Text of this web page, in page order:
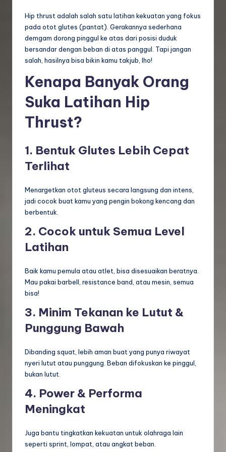
Hip thrust adalah salah satu latihan kekuatan yang fokus
pada otot glutes (pantat). Gerakannya sederhana
demgam dorong pinggul ke atas dari posisi duduk
bersandar dengan beban di atas panggul. Tapi jangan
salah, hasilnya bisa bikin kamu takjub, lho!
Kenapa Banyak Orang
Suka Latihan Hip
Thrust?
1. Bentuk Glutes Lebih Cepat
Terlihat
Menargetkan otot gluteus secara langsung dan intens,
jadi cocok buat kamu yang pengin bokong kencang dan
berbentuk.
2. Cocok untuk Semua Level
Latihan
Baik kamu pemula atau atlet, bisa disesuaikan beratnya.
Mau pakai barbell, resistance band, atau mesin, semua
bisa!
3. Minim Tekanan ke Lutut &
Punggung Bawah
Dibanding squat, lebih aman buat yang punya riwayat
nyeri lutut atau punggung. Beban difokuskan ke pinggul,
bukan lutut.
4. Power & Performa
Meningkat
Juga bantu tingkatkan kekuatan untuk olahraga lain
seperti sprint, lompat, atau angkat beban.